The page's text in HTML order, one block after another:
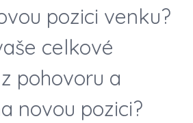
pozici venku?
celkové
pohovoru a
novou pozici?